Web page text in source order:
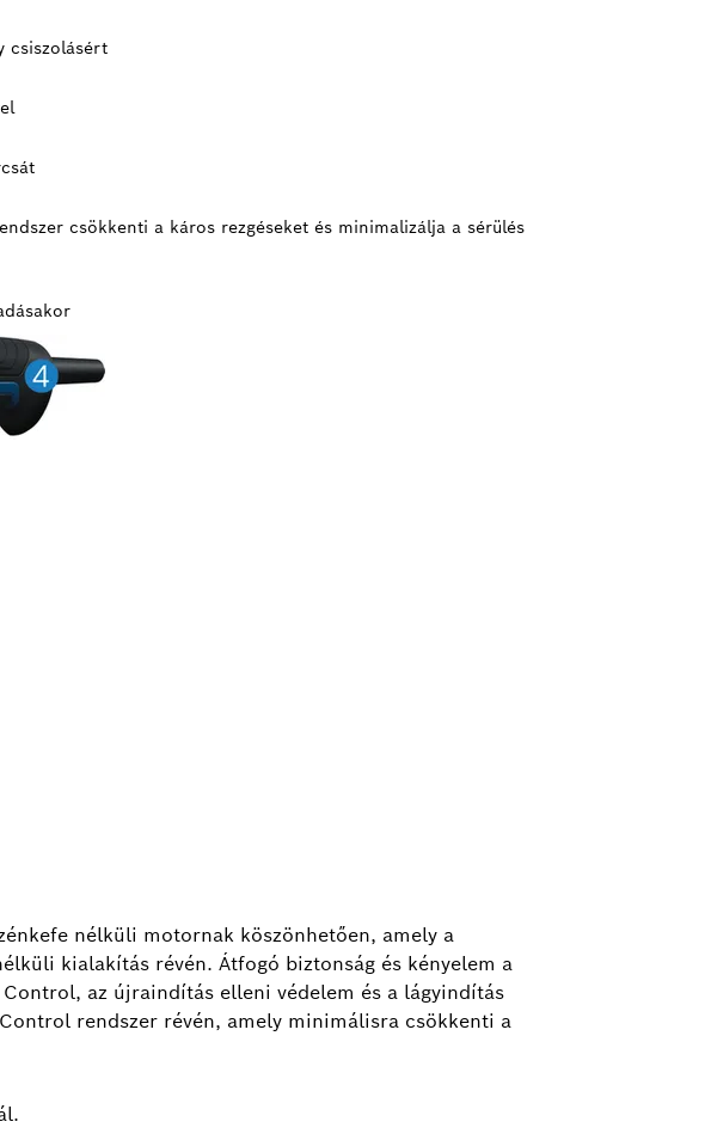
csiszolásért
csökkenti a káros rezgéseket és minimalizálja a sérülés
nélküli motornak köszönhetően, amely a
kialakítás révén. Átfogó biztonság és kényelem a
az újraindítás elleni védelem és a lágyindítás
rendszer révén, amely minimálisra csökkenti a